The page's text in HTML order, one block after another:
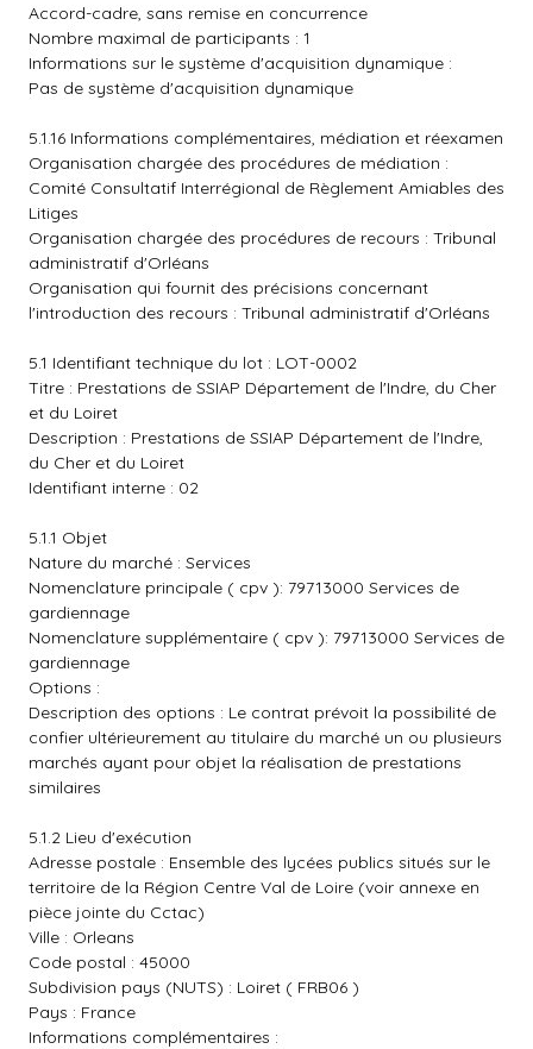
Accord-cadre, sans remise en concurrence
Nombre maximal de participants : 1
Informations sur le système d'acquisition dynamique :
Pas de système d'acquisition dynamique
5.1.16 Informations complémentaires, médiation et réexamen
Organisation chargée des procédures de médiation :
Comité Consultatif Interrégional de Règlement Amiables des
Litiges
Organisation chargée des procédures de recours : Tribunal
administratif d'Orléans
Organisation qui fournit des précisions concernant
l'introduction des recours : Tribunal administratif d'Orléans
5.1 Identifiant technique du lot : LOT-0002
Titre : Prestations de SSIAP Département de l'Indre, du Cher
et du Loiret
Description : Prestations de SSIAP Département de l'Indre,
du Cher et du Loiret
Identifiant interne : 02
5.1.1 Objet
Nature du marché : Services
Nomenclature principale ( cpv ): 79713000 Services de
gardiennage
Nomenclature supplémentaire ( cpv ): 79713000 Services de
gardiennage
Options :
Description des options : Le contrat prévoit la possibilité de
confier ultérieurement au titulaire du marché un ou plusieurs
marchés ayant pour objet la réalisation de prestations
similaires
5.1.2 Lieu d'exécution
Adresse postale : Ensemble des lycées publics situés sur le
territoire de la Région Centre Val de Loire (voir annexe en
pièce jointe du Cctac)
Ville : Orleans
Code postal : 45000
Subdivision pays (NUTS) : Loiret ( FRB06 )
Pays : France
Informations complémentaires :